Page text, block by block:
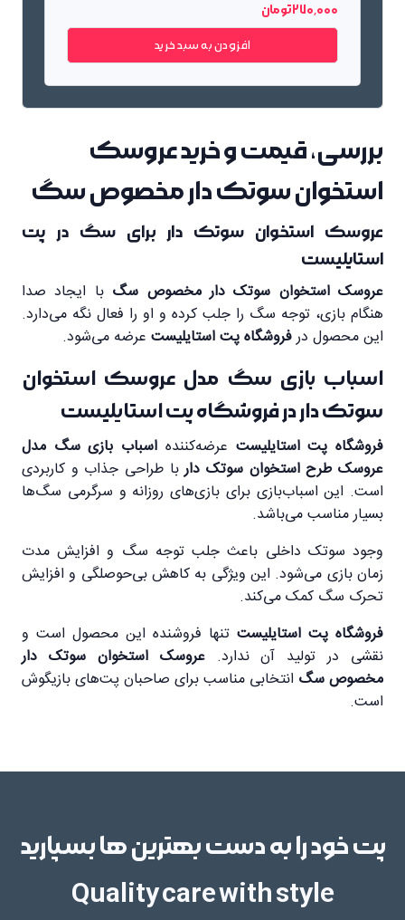
270٬000 تومان
افزودن به سبد خرید
بررسی، قیمت و خرید عروسک
استخوان سوتک دار مخصوص سگ
عروسک استخوان سوتک دار برای سگ در پت
استایلیست
عروسک استخوان سوتک دار مخصوص سگ با ایجاد صدا
هنگام بازی، توجه سگ را جلب کرده و او را فعال نگه می‌دارد.
این محصول درفروشگاه پت استایلیست عرضه می‌شود.
اسباب بازی سگ مدل عروسک استخوان
سوتک دار در فروشگاه پت استایلیست
فروشگاه پت استایلیست عرضه‌کننده اسباب بازی سگ مدل
عروسک طرح استخوان سوتک داربا طراحی جذاب و کاربردی
است. این اسباب‌بازی برای بازی‌های روزانه و سرگرمی سگ‌ها
بسیار مناسب می‌باشد.
وجود سوتک داخلی باعث جلب توجه سگ و افزایش مدت
زمان بازی می‌شود. این ویژگی به کاهش بی‌حوصلگی و افزایش
تحرک سگ کمک می‌کند.
فروشگاه پت استایلیست تنها فروشنده این محصول است و
نقشی در تولید آن ندارد.عروسک استخوان سوتک دار
مخصوص سگ انتخابی مناسب برای صاحبان پت‌های بازیگوش
است.
پت خود را به دست بهترین ها بسپارید
Quality care with style